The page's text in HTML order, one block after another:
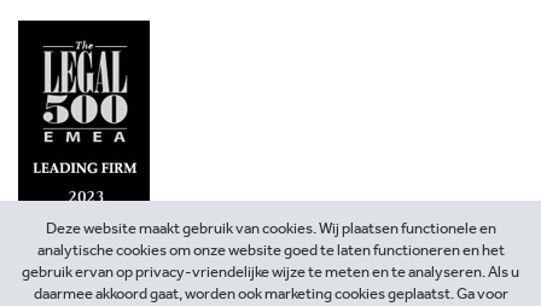
Deze website maakt gebruik van cookies. Wij plaatsen functionele en
analytische cookies om onze website goed te laten functioneren en het
gebruik ervan op privacy-vriendelijke wijze te meten en te analyseren. Als u
daarmee akkoord gaat, worden ook marketing cookies geplaatst. Ga voor